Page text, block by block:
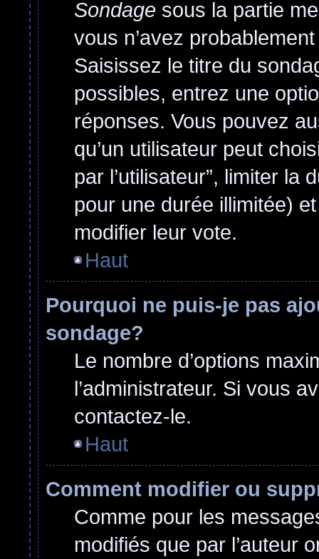
Sondage sous la partie
vous n’avez
Saisissez le titre du
possibles, entrez une
réponses. Vous pouvez
qu’un utilisateur peut
par l’utilisateur”, limiter la
pour une durée illimitée)
modifier leur vote.
Haut
Pourquoi ne puis-je pas
sondage?
Le nombre d’options
l’administrateur. Si vous
contactez-le.
Haut
Comment modifier ou
Comme pour les
modifiés que par l’auteur